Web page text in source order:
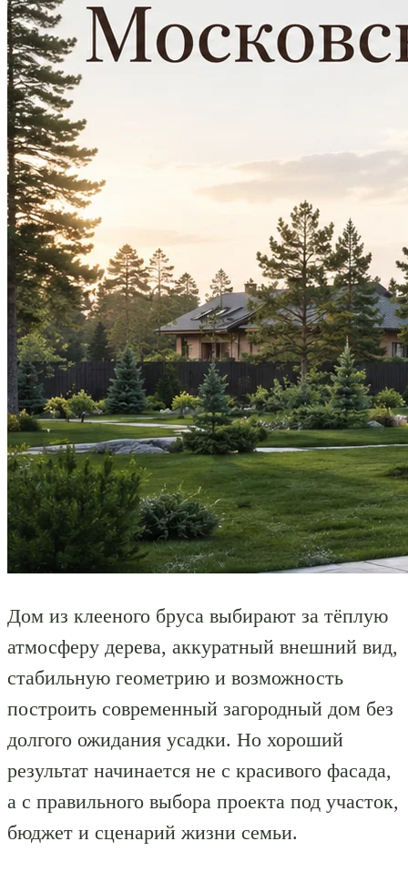
Дом из клееного бруса выбирают за тёплую
атмосферу дерева, аккуратный внешний вид,
стабильную геометрию и возможность
построить современный загородный дом без
долгого ожидания усадки. Но хороший
результат начинается не с красивого фасада,
а с правильного выбора проекта под участок,
бюджет и сценарий жизни семьи.